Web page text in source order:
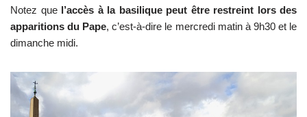
Notez que l’accès à la basilique peut être restreint lors des
apparitions du Pape, c’est-à-dire le mercredi matin à 9h30 et le
dimanche midi.